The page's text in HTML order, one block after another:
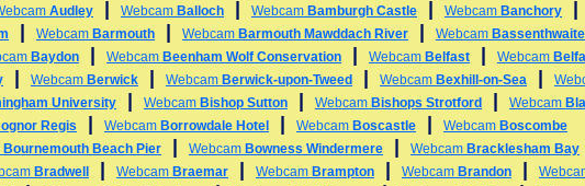
Audley Webcam Balloch Webcam Bamburgh Castle Webcam Banchory
Webcam Barmouth Webcam Barmouth Mawddach River Webcam
Baydon Webcam Beenham Wolf Conservation Webcam Belfast Webcam
Webcam Berwick Webcam Berwick-upon-Tweed Webcam Bexhill-on-Sea
University Webcam Bishop Sutton Webcam Bishops Strotford Webcam
Regis Webcam Borrowdale Hotel Webcam Boscastle Webcam Boscombe
Bournemouth Beach Pier Webcam Bowness Windermere Webcam Bracklesham Bay
Bradwell Webcam Braemar Webcam Brampton Webcam Brandon